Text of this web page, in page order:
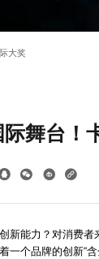
大奖
舞台！
新能力？对消费
个品牌的创新“含